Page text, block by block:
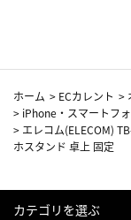
ホーム > ECカレント >
> iPhone・スマートフ
> エレコム(ELECOM)
ホスタンド 卓上 固定
カテゴリを選ぶ